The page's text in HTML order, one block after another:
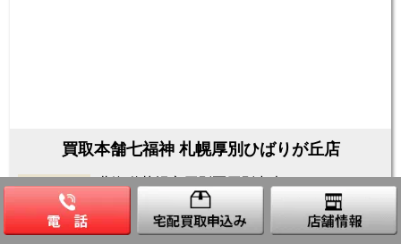
買取本舗七福神 札幌厚別ひばりが丘店
住所
北海道札幌市厚別区厚別中央
一条3-1-25 アクトビル202